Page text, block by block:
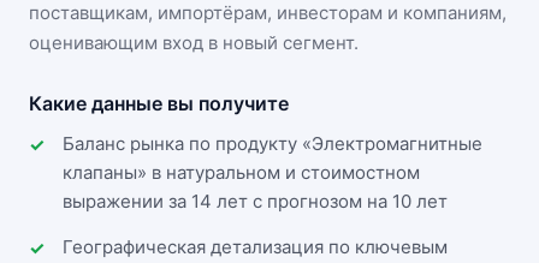
поставщикам, импортёрам, инвесторам и компаниям,
оценивающим вход в новый сегмент.
Какие данные вы получите
Баланс рынка по продукту «Электромагнитные
клапаны» в натуральном и стоимостном
выражении за 14 лет с прогнозом на 10 лет
Географическая детализация по ключевым